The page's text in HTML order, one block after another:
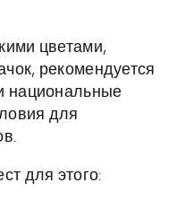
цветами,
рекомендуется
национальные
для
для этого: